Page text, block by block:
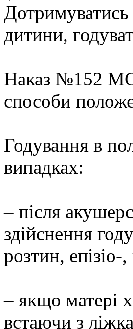
дитини,
Наказ №152
способи
Годування в
випадках:
– після
здійснення
розтин,
– якщо матері
встаючи з